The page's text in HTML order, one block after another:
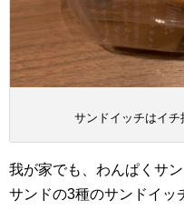
サンドイッチはイチ
我が家でも、わんぱくサ
サンドの3種のサンドイッ